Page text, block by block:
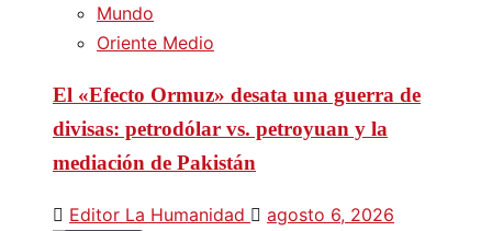
Mundo
Oriente Medio
El «Efecto Ormuz» desata una guerra de
divisas: petrodólar vs. petroyuan y la
mediación de Pakistán
Editor La Humanidad agosto 6, 2026